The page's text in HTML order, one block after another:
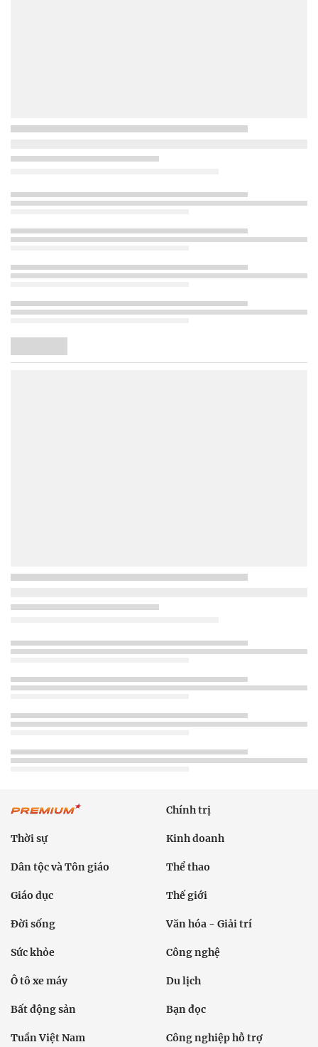
Chính trị
Thời sự Kinh doanh
Dân tộc và Tôn giáo Thể thao
Giáo dục Thế giới
Đời sống Văn hóa - Giải trí
Sức khỏe Công nghệ
Ô tô xe máy Du lịch
Bất động sản Bạn đọc
Tuần Việt Nam Công nghiệp hỗ trợ